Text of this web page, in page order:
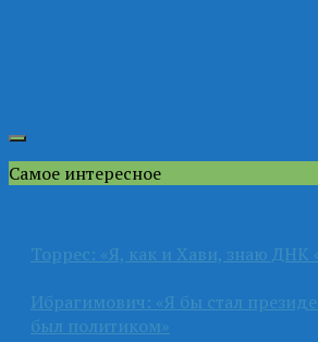
Самое интересное
Торрес: «Я, как и Хави, знаю ДНК
Ибрагимович: «Я бы стал
был политиком»